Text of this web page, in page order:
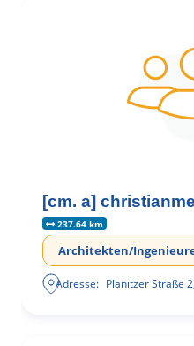
[cm. a]
237.64 km
Architekten/
Adresse: Planitzer Straße 2